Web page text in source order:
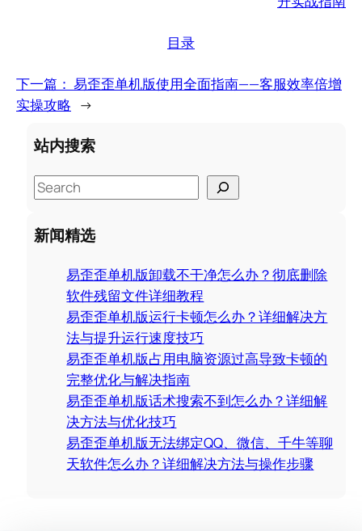
目录
下一篇： 易歪歪单机版使用全面指南——客服效率倍增
实操攻略 →
站内搜索
S
e
a
r
新闻精选
易歪歪单机版卸载不干净怎么办？彻底删除
软件残留文件详细教程
易歪歪单机版运行卡顿怎么办？详细解决方
法与提升运行速度技巧
易歪歪单机版占用电脑资源过高导致卡顿的
完整优化与解决指南
易歪歪单机版话术搜索不到怎么办？详细解
决方法与优化技巧
易歪歪单机版无法绑定QQ、微信、千牛等聊
天软件怎么办？详细解决方法与操作步骤